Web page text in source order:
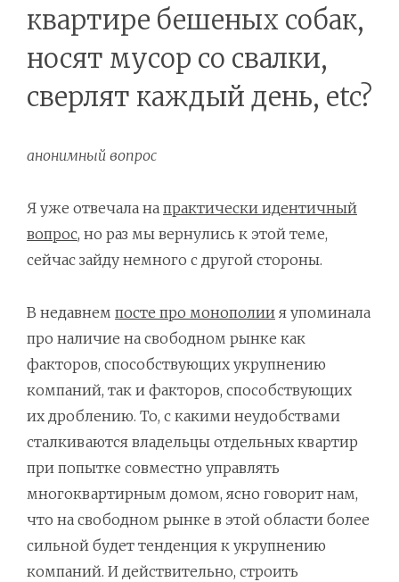
квартире бешеных собак,
носят мусор со свалки,
сверлят каждый день, etc?
анонимный вопрос
Я уже отвечала на практически идентичный
вопрос, но раз мы вернулись к этой теме,
сейчас зайду немного с другой стороны.
В недавнем посте про монополии я упоминала
про наличие на свободном рынке как
факторов, способствующих укрупнению
компаний, так и факторов, способствующих
их дроблению. То, с какими неудобствами
сталкиваются владельцы отдельных квартир
при попытке совместно управлять
многоквартирным домом, ясно говорит нам,
что на свободном рынке в этой области более
сильной будет тенденция к укрупнению
компаний. И действительно, строить